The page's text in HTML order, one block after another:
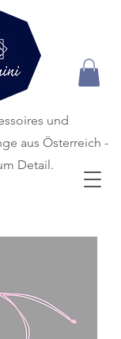
und
aus Österreich -
Detail.